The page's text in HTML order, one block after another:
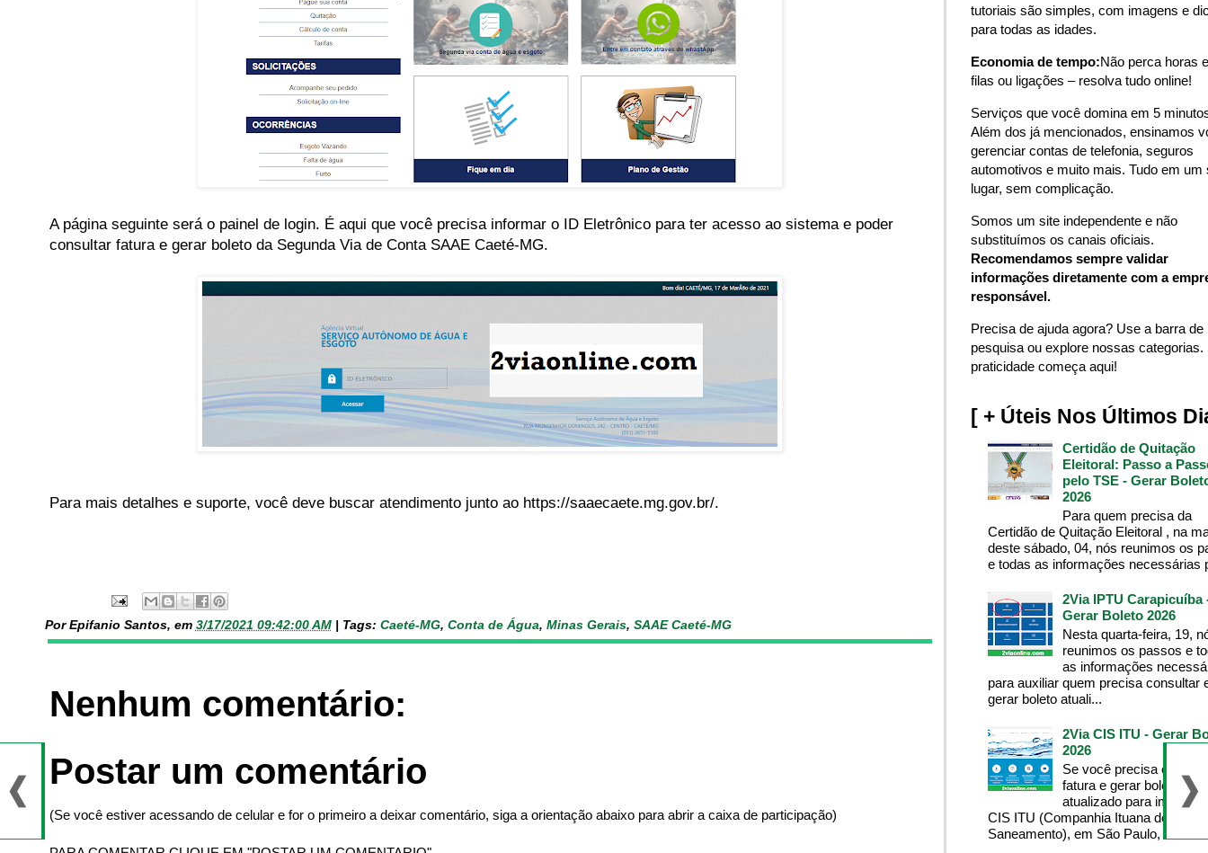
A página seguinte será o painel de login. É aqui que você precisa informar o ID Eletrônico para ter acesso ao sistema e poder
consultar fatura e gerar boleto da Segunda Via de Conta SAAE Caeté-MG.
Para mais detalhes e suporte, você deve buscar atendimento junto ao https://saaecaete.mg.gov.br/.
Por Epifanio Santos, em 3/17/2021 09:42:00 AM | Tags: Caeté-MG, Conta de Água, Minas Gerais, SAAE Caeté-MG
Nenhum comentário:
Postar um comentário
(Se você estiver acessando de celular e for o primeiro a deixar comentário, siga a orientação abaixo para abrir a caixa de participação)
tutoriais são simples, com imagens e
para todas as idades.
Economia de tempo:Não perca horas
filas ou ligações – resolva tudo online!
Serviços que você domina em 5
Além dos já mencionados, ensinamos
gerenciar contas de telefonia, seguros
automotivos e muito mais. Tudo em um
lugar, sem complicação.
Somos um site independente e não
substituímos os canais oficiais.
Recomendamos sempre validar
informações diretamente com a
responsável.
Precisa de ajuda agora? Use a barra de
pesquisa ou explore nossas categorias.
praticidade começa aqui!
[ + Úteis Nos Últimos
Certidão de Quitação
Eleitoral: Passo a
pelo TSE - Gerar
2026
Para quem precisa da
Certidão de Quitação Eleitoral , na
deste sábado, 04, nós reunimos os
e todas as informações necessárias
2Via IPTU Carapicuíba
Gerar Boleto 2026
Nesta quarta-feira, 19,
reunimos os passos e
as informações
para auxiliar quem precisa consultar
gerar boleto atuali...
2Via CIS ITU - Gerar
2026
Se você precisa
fatura e gerar boleto
atualizado para imprimir
CIS ITU (Companhia Ituana de
Saneamento), em São Paulo, tenha...